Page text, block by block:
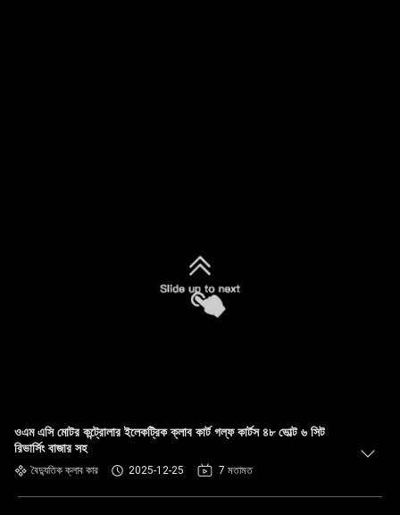
ওএম এসি মোটর কন্ট্রোলার ইলেকট্রিক ক্লাব কার্ট গল্ফ কার্টস ৪৮ ভোল্ট ৬ সিট
রিভার্সিং বাজার সহ
বৈদ্যুতিক ক্লাব কার 2025-12-25 7 মতামত